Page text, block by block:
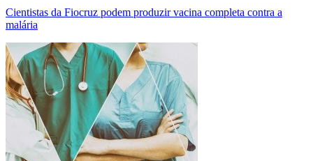
Cientistas da Fiocruz podem produzir vacina completa contra a
malária